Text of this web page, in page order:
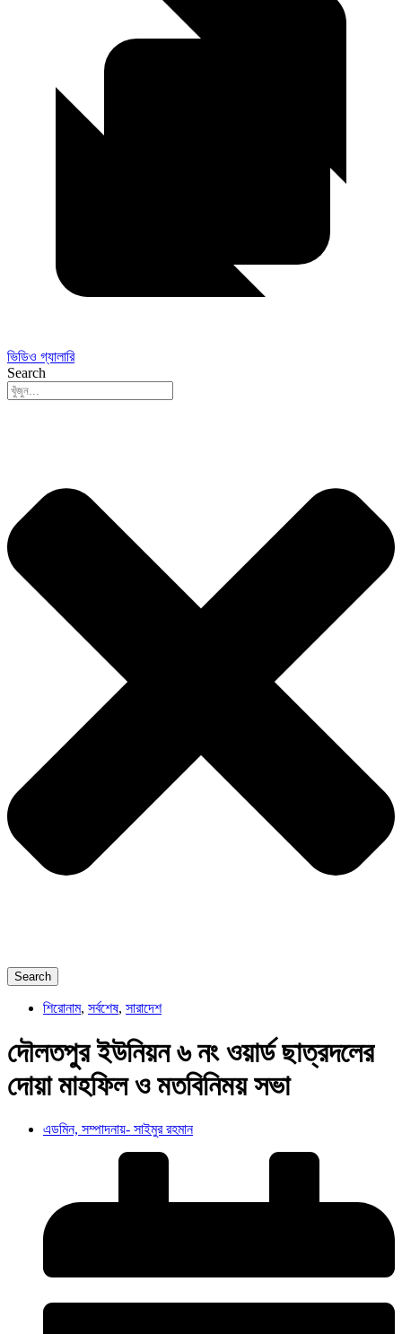
ভিডিও গ্যালারি
Search
Search
শিরোনাম, সর্বশেষ, সারাদেশ
দৌলতপুর ইউনিয়ন ৬ নং ওয়ার্ড ছাত্রদলের
দোয়া মাহফিল ও মতবিনিময় সভা
এডমিন, সম্পাদনায়- সাইমুর রহমান